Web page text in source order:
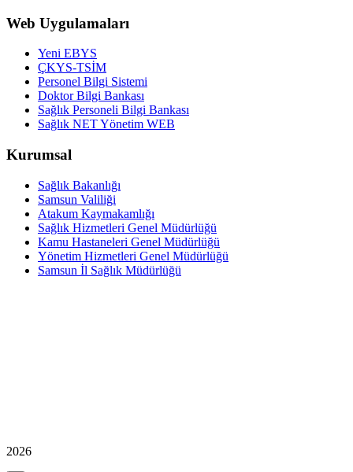
Web Uygulamaları
Yeni EBYS
ÇKYS-TSİM
Personel Bilgi Sistemi
Doktor Bilgi Bankası
Sağlık Personeli Bilgi Bankası
Sağlık NET Yönetim WEB
Kurumsal
Sağlık Bakanlığı
Samsun Valiliği
Atakum Kaymakamlığı
Sağlık Hizmetleri Genel Müdürlüğü
Kamu Hastaneleri Genel Müdürlüğü
Yönetim Hizmetleri Genel Müdürlüğü
Samsun İl Sağlık Müdürlüğü
2026